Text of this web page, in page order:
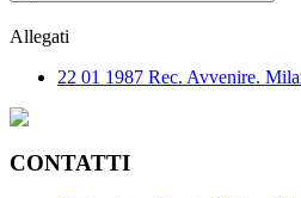
Allegati
22 01 1987 Rec. Avvenire.
CONTATTI